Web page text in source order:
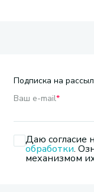
Подписка на
Ваш e-mail*
Даю согласие
обработки.
механизмом